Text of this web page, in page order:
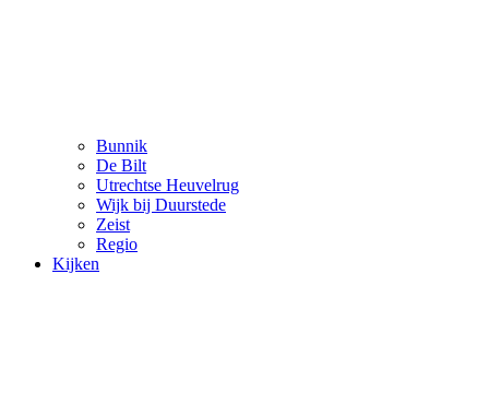
Bunnik
De Bilt
Utrechtse Heuvelrug
Wijk bij Duurstede
Zeist
Regio
Kijken